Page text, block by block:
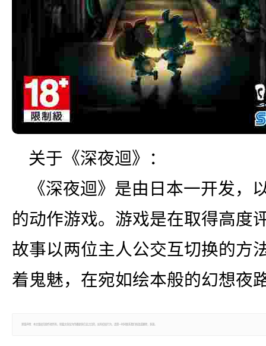
关于《深夜迴》：
《深夜迴》是由日本一开发，
的动作游戏。游戏是在取得高度
故事以两位主人公交互切换的方
着鬼魅，在宛如绘本般的幻想夜
郑重声明：本文版权归原作者所有，转载文章仅为传播更多信息之目的，如有侵权行为，请第一时间联系我们修改或删除，多谢。